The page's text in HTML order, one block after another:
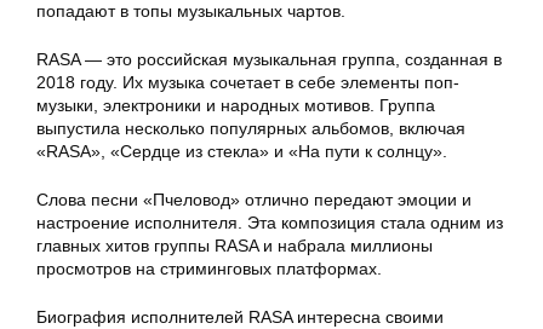
попадают в топы музыкальных чартов.
RASA — это российская музыкальная группа, созданная в
2018 году. Их музыка сочетает в себе элементы поп-
музыки, электроники и народных мотивов. Группа
выпустила несколько популярных альбомов, включая
«RASA», «Сердце из стекла» и «На пути к солнцу».
Слова песни «Пчеловод» отлично передают эмоции и
настроение исполнителя. Эта композиция стала одним из
главных хитов группы RASA и набрала миллионы
просмотров на стриминговых платформах.
Биография исполнителей RASA интересна своими